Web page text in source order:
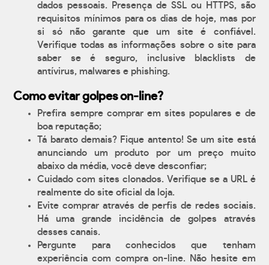
dados pessoais. Presença de SSL ou HTTPS, são
requisitos mínimos para os dias de hoje, mas por
si só não garante que um site é confiável.
Verifique todas as informações sobre o site para
saber se é seguro, inclusive blacklists de
antívirus, malwares e phishing.
Como evitar golpes on-line?
Prefira sempre comprar em sites populares e de
boa reputação;
Tá barato demais? Fique antento! Se um site está
anunciando um produto por um preço muito
abaixo da média, você deve desconfiar;
Cuidado com sites clonados. Verifique se a URL é
realmente do site oficial da loja.
Evite comprar através de perfis de redes sociais.
Há uma grande incidência de golpes através
desses canais.
Pergunte para conhecidos que tenham
experiência com compra on-line. Não hesite em